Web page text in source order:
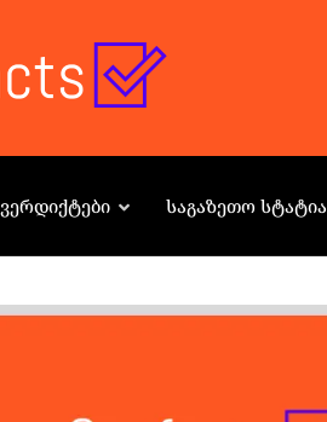
ᲕᲔᲠᲓᲘᲥᲢᲔᲑᲘ ᲡᲐᲒᲐᲖᲔᲗᲝ ᲡᲢᲐᲢᲘᲐ